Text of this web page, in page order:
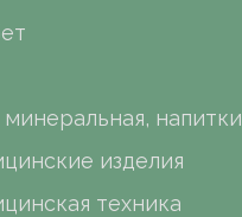
напитки
изделия
техника